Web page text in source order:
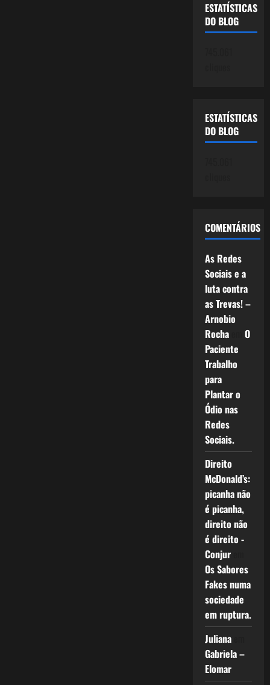
ESTATÍSTICAS
DO BLOG
ESTATÍSTICAS
DO BLOG
COMENTÁRIOS
As Redes
Sociais e a
luta contra
as Trevas! –
Arnobio
Rochaem O
Paciente
Trabalho
para
Plantar o
Ódio nas
Redes
Sociais.
Direito
McDonald’s:
picanha não
é picanha,
direito não
é direito -
Conjurem
Os Sabores
Fakes numa
sociedade
em ruptura.
Julianaem
Gabriela –
Elomar